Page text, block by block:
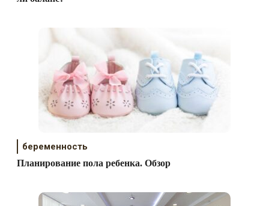
беременность
Планирование пола ребенка. Обзор